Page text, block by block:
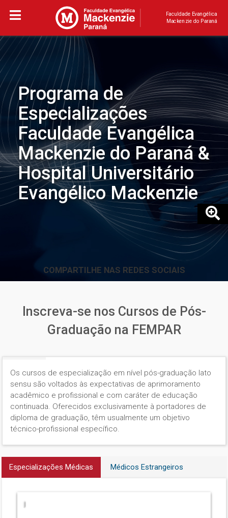
Faculdade Evangélica
Mackenzie do Paraná
Programa de
Especializações
Faculdade Evangélica
Mackenzie do Paraná &
Hospital Universitário
Evangélico Mackenzie
COMPARTILHE NAS REDES SOCIAIS
Inscreva-se nos Cursos de Pós-
Graduação na FEMPAR
Os cursos de especialização em nível pós-graduação lato
sensu são voltados às expectativas de aprimoramento
acadêmico e profissional e com caráter de educação
continuada. Oferecidos exclusivamente à portadores de
diploma de graduação, têm usualmente um objetivo
técnico-profissional específico.
Especializações Médicas Médicos Estrangeiros
|